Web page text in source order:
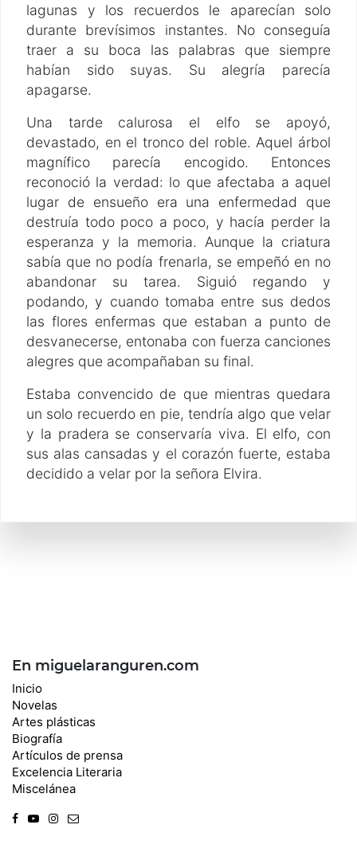
lagunas y los recuerdos le aparecían solo
durante brevísimos instantes. No conseguía
traer a su boca las palabras que siempre
habían sido suyas. Su alegría parecía
apagarse.
Una tarde calurosa el elfo se apoyó,
devastado, en el tronco del roble. Aquel árbol
magnífico parecía encogido. Entonces
reconoció la verdad: lo que afectaba a aquel
lugar de ensueño era una enfermedad que
destruía todo poco a poco, y hacía perder la
esperanza y la memoria. Aunque la criatura
sabía que no podía frenarla, se empeñó en no
abandonar su tarea. Siguió regando y
podando, y cuando tomaba entre sus dedos
las flores enfermas que estaban a punto de
desvanecerse, entonaba con fuerza canciones
alegres que acompañaban su final.
Estaba convencido de que mientras quedara
un solo recuerdo en pie, tendría algo que velar
y la pradera se conservaría viva. El elfo, con
sus alas cansadas y el corazón fuerte, estaba
decidido a velar por la señora Elvira.
En miguelaranguren.com
Inicio
Novelas
Artes plásticas
Biografía
Artículos de prensa
Excelencia Literaria
Miscelánea